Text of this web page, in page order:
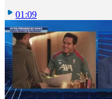
01:09